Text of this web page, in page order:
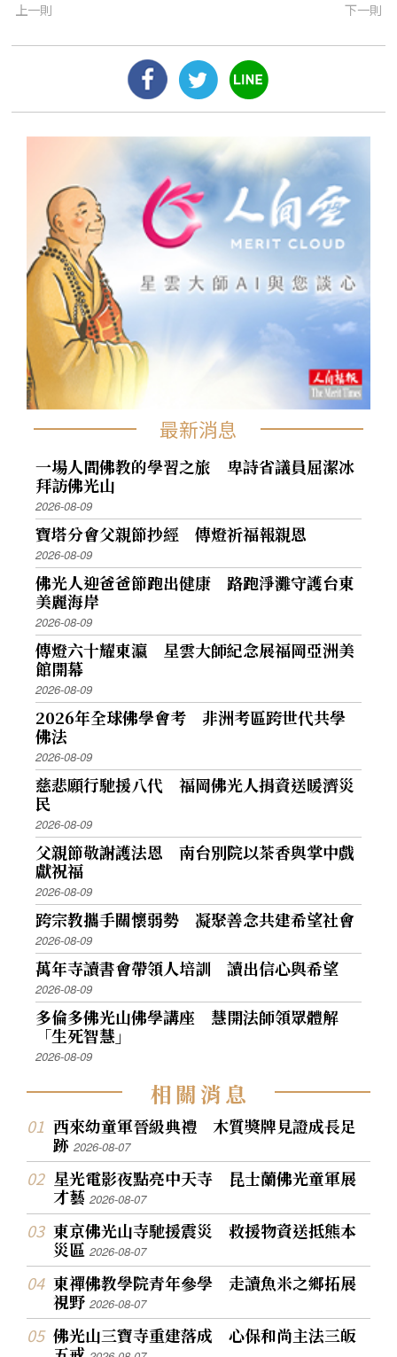
上一則 下一則
最新消息
一場人間佛教的學習之旅 卑詩省議員屈潔冰
拜訪佛光山
2026-08-09
寶塔分會父親節抄經 傳燈祈福報親恩
2026-08-09
佛光人迎爸爸節跑出健康 路跑淨灘守護台東
美麗海岸
2026-08-09
傳燈六十耀東瀛 星雲大師紀念展福岡亞洲美
館開幕
2026-08-09
2026年全球佛學會考 非洲考區跨世代共學
佛法
2026-08-09
慈悲願行馳援八代 福岡佛光人捐資送暖濟災
民
2026-08-09
父親節敬謝護法恩 南台別院以茶香與掌中戲
獻祝福
2026-08-09
跨宗教攜手關懷弱勢 凝聚善念共建希望社會
2026-08-09
萬年寺讀書會帶領人培訓 讀出信心與希望
2026-08-09
多倫多佛光山佛學講座 慧開法師領眾體解
「生死智慧」
2026-08-09
相關消息
西來幼童軍晉級典禮 木質獎牌見證成長足
跡2026-08-07
星光電影夜點亮中天寺 昆士蘭佛光童軍展
才藝2026-08-07
東京佛光山寺馳援震災 救援物資送抵熊本
災區2026-08-07
東禪佛教學院青年參學 走讀魚米之鄉拓展
視野2026-08-07
佛光山三寶寺重建落成 心保和尚主法三皈